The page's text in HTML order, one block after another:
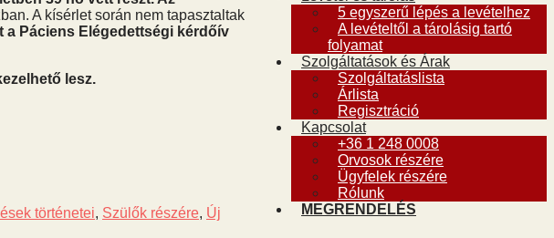
5 egyszerű lépés a levételhez
A levételtől a tárolásig tartó
folyamat
Szolgáltatások és Árak
Szolgáltatáslista
Árlista
Regisztráció
Kapcsolat
+36 1 248 0008
Orvosok részére
Ügyfelek részére
Rólunk
MEGRENDELÉS
A kísérlet során nem tapasztaltak
a Páciens Elégedettségi kérdőív
lesz.
történetei, Szülők részére, Új